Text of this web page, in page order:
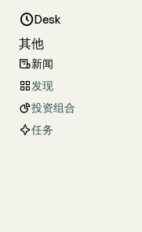
Desk
其他
新闻
发现
投资组合
任务